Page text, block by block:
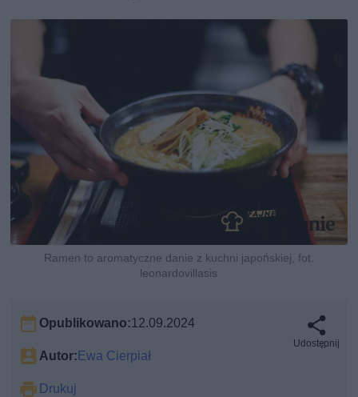
Ramen to aromatyczne danie z kuchni japońskiej, fot.
leonardovillasis
Opublikowano:12.09.2024
Autor:Ewa Cierpiał
Drukuj
Udostępnij